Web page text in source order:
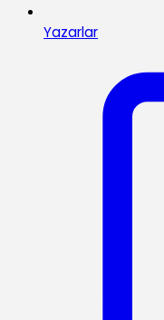
Yazarlar